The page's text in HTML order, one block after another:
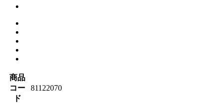
商品
コー
ド
81122070